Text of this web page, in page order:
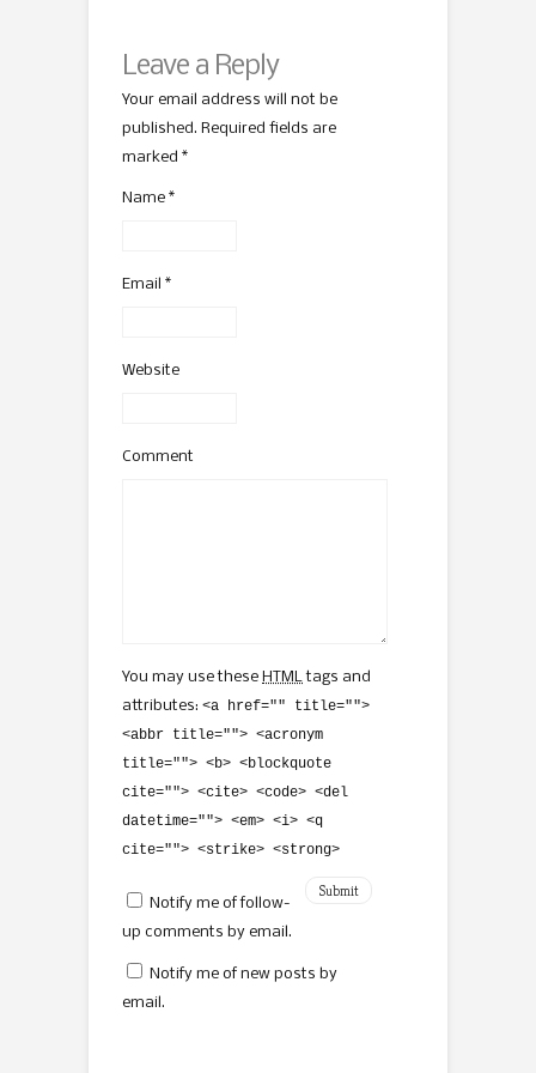
Leave a Reply
Your email address will not be
published. Required fields are
marked *
Name *
Email *
Website
Comment
You may use these HTMLtags and
attributes: <a href="" title="">
<abbr title=""> <acronym
title=""> <b> <blockquote
cite=""> <cite> <code> <del
datetime=""> <em> <i> <q
cite=""> <strike> <strong>
Notify me of follow-
up comments by email.
Notify me of new posts by
email.